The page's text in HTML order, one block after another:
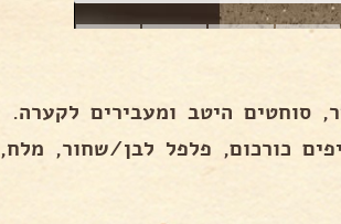
סוחטים היטב ומעבירים לקערה.
כורכום, פלפל לבן/שחור, מלח,